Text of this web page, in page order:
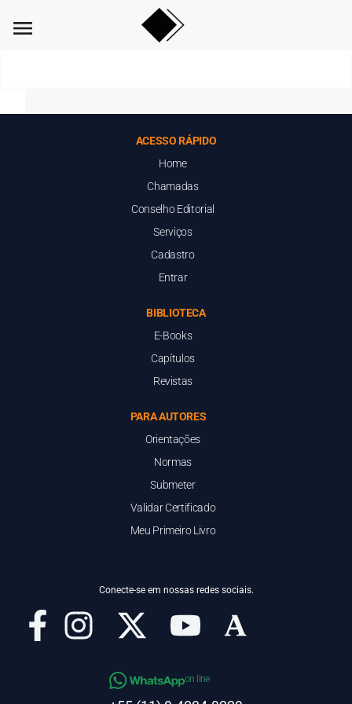
menu
ACESSO RÁPIDO
Home
Chamadas
Conselho Editorial
Serviços
Cadastro
Entrar
BIBLIOTECA
E-Books
Capítulos
Revistas
PARA AUTORES
Orientações
Normas
Submeter
Validar Certificado
Meu Primeiro Livro
Conecte-se em nossas redes sociais.
on line